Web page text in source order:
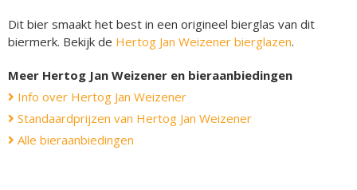
Dit bier smaakt het best in een origineel bierglas van dit
biermerk. Bekijk de Hertog Jan Weizener bierglazen.
Meer Hertog Jan Weizener en bieraanbiedingen
Info over Hertog Jan Weizener
Standaardprijzen van Hertog Jan Weizener
Alle bieraanbiedingen